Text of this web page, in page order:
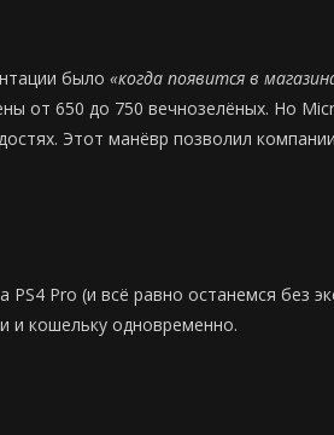
было «когда появится в
от 650 до 750 вечнозелёных. Но
Этот манёвр позволил
Pro (и всё равно останемся без
и кошельку одновременно.